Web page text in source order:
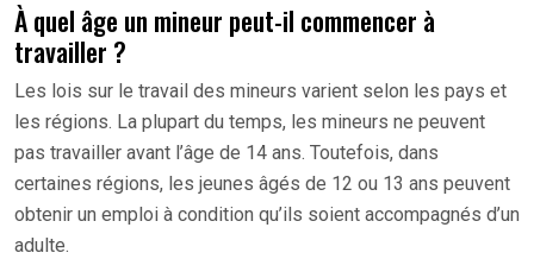
À quel âge un mineur peut-il commencer à
travailler ?
Les lois sur le travail des mineurs varient selon les pays et
les régions. La plupart du temps, les mineurs ne peuvent
pas travailler avant l’âge de 14 ans. Toutefois, dans
certaines régions, les jeunes âgés de 12 ou 13 ans peuvent
obtenir un emploi à condition qu’ils soient accompagnés d’un
adulte.